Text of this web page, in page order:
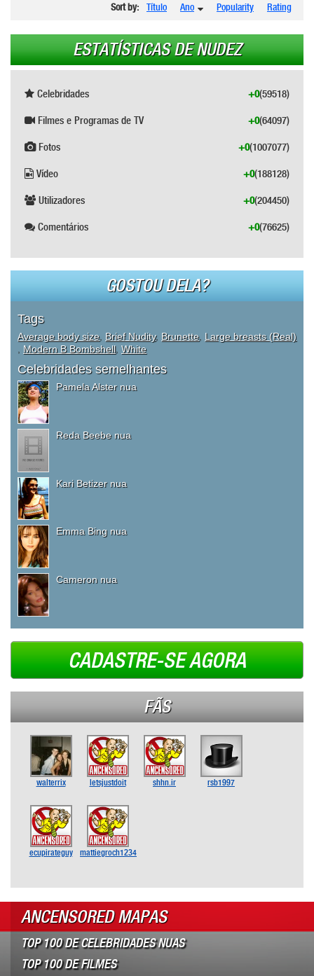
Sort by: Título Ano Popularity Rating
ESTATÍSTICAS DE NUDEZ
Celebridades (59518)
+0
Filmes e Programas de TV (64097)
+0
Fotos (1007077)
+0
Vídeo (188128)
+0
Utilizadores (204450)
+0
Comentários (76625)
+0
GOSTOU DELA?
Tags
Average body size, Brief Nudity, Brunette, Large breasts (Real)
, Modern B Bombshell, White
Celebridades semelhantes
Pamela Alster nua
Reda Beebe nua
Kari Betizer nua
Emma Bing nua
Cameron nua
CADASTRE-SE AGORA
FÃS
walterrix letsjustdoit shhn.ir rsb1997
ecupirateguy mattiegroch1234
ANCENSORED MAPAS
TOP 100 DE CELEBRIDADES NUAS
TOP 100 DE FILMES